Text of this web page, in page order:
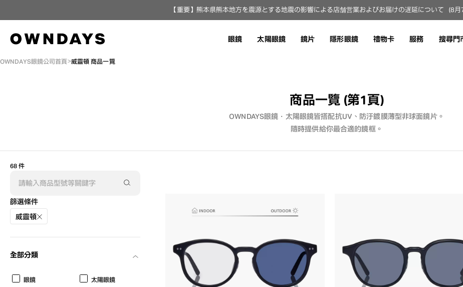
【重要】熊本県熊本地方を震源とする地震の影響による店舗営業およびお届けの遅延について（8月
眼鏡 太陽眼鏡 鏡片 隱形眼鏡 禮物卡 服務 搜尋門
OWNDAYS眼鏡公司首頁 威靈頓 商品一覽
商品一覽 (第1頁)
OWNDAYS眼鏡・太陽眼鏡皆搭配抗UV、防汙鍍膜薄型非球面鏡片。
隨時提供給你最合適的鏡框。
68 件
篩選條件
威靈頓
全部分類
眼鏡 太陽眼鏡